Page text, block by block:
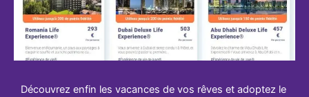
Découvrez enfin les vacances de vos rêves et adoptez le